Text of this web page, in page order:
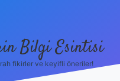
Bilgi Esintisi
fikirler ve keyifli öneriler!